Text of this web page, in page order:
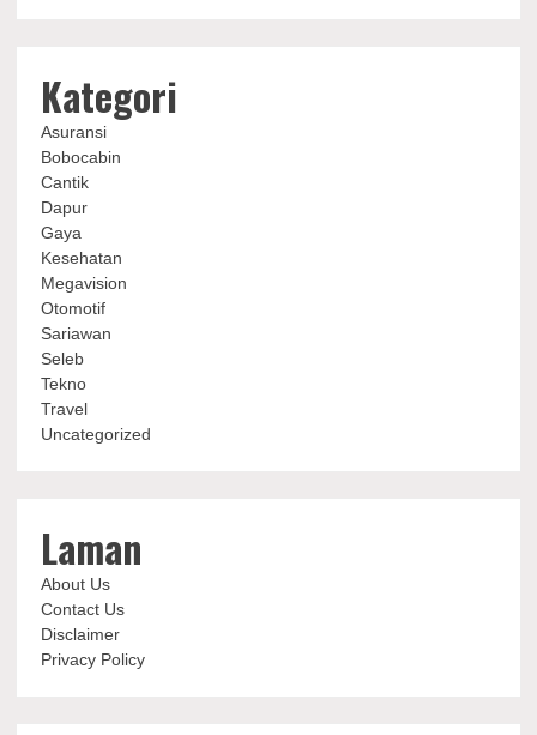
Kategori
Asuransi
Bobocabin
Cantik
Dapur
Gaya
Kesehatan
Megavision
Otomotif
Sariawan
Seleb
Tekno
Travel
Uncategorized
Laman
About Us
Contact Us
Disclaimer
Privacy Policy